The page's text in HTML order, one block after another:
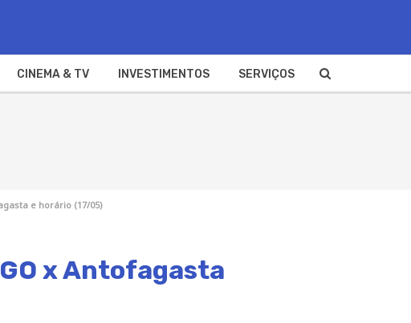
CINEMA & TV INVESTIMENTOS SERVIÇOS
e horário (17/05)
x Antofagasta